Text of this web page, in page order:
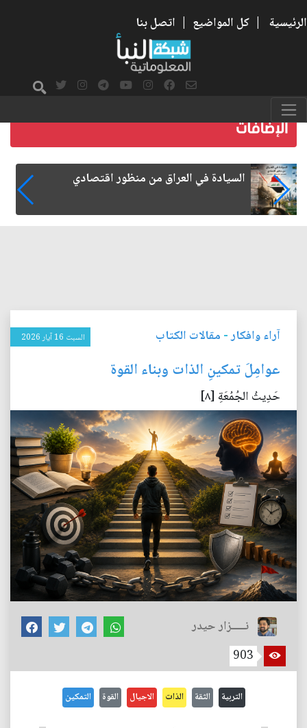
الرئيسية | كل المواضيع | اتصل بنا
ما بعد الأربعين.. كيف اتسعت الزيارة من هويتها
آراء وافكار- مقالات الكتاب السبت 16 آيار 2026
عوامِلَ تمكينِ الذات وبناء القوة
حَدِيثُ الجُمُعَةِ [٨]
نـــــزار حيدر
903
التربية الثقة الذات الاجيال القوة التمكين